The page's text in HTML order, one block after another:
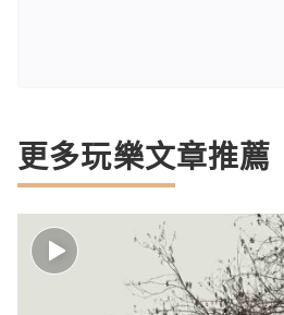
更多玩樂文章推薦